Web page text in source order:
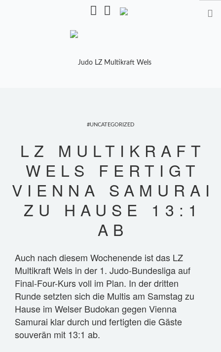
TRAININGSZEITEN
KALENDER
SHOP
MANNSCHAFTEN
VEREIN
FOTOS
GESCHICHTE
WAS IST JUDO?
IMPRESSUM
UNCATEGORIZED
LZ MULTIKRAFT
WELS FERTIGT
VIENNA SAMURAI
ZU HAUSE 13:1
AB
Auch nach diesem Wochenende ist das LZ
Multikraft Wels in der 1. Judo-Bundesliga auf
Final-Four-Kurs voll im Plan. In der dritten
Runde setzten sich die Multis am Samstag zu
Hause im Welser Budokan gegen Vienna
Samurai klar durch und fertigten die Gäste
souverän mit 13:1 ab.